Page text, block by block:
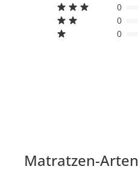
0
0
0
Matratzen-Arten